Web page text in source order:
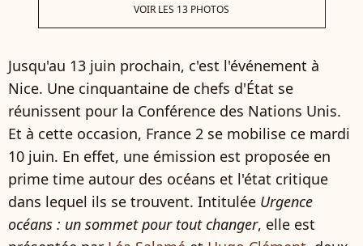
VOIR LES 13 PHOTOS
Jusqu'au 13 juin prochain, c'est l'événement à
Nice. Une cinquantaine de chefs d'État se
réunissent pour la Conférence des Nations Unis.
Et à cette occasion, France 2 se mobilise ce mardi
10 juin. En effet, une émission est proposée en
prime time autour des océans et l'état critique
dans lequel ils se trouvent. Intitulée Urgence
océans : un sommet pour tout changer, elle est